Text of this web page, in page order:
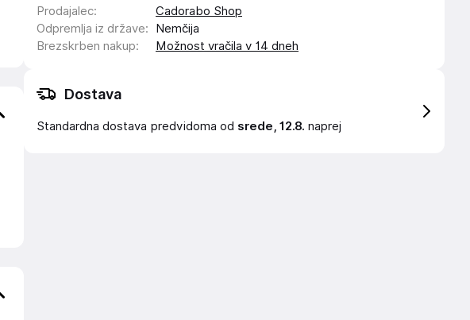
Prodajalec:
Cadorabo Shop
Odpremlja iz države:
Nemčija
Brezskrben nakup: Možnost vračila v 14 dneh
Dostava
Standardna dostava predvidoma od srede, 12.8. naprej